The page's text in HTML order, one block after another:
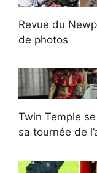
Revue du
de photos
Twin Temple
sa tournée de